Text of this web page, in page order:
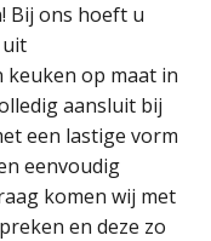
Bij ons hoeft u
uit
keuken op maat in
aansluit bij
een lastige vorm
eenvoudig
komen wij met
en deze zo